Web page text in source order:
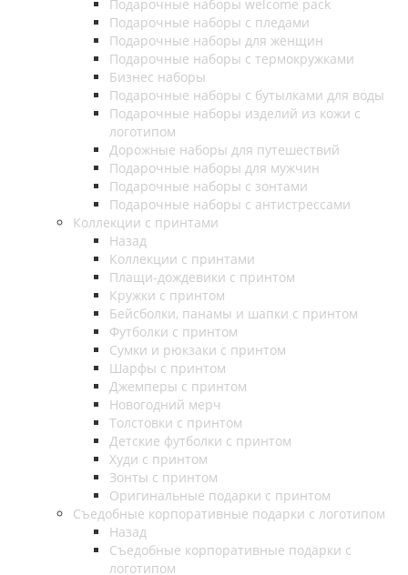
Подарочные наборы welcome pack
Подарочные наборы с пледами
Подарочные наборы для женщин
Подарочные наборы с термокружками
Бизнес наборы
Подарочные наборы с бутылками для воды
Подарочные наборы изделий из кожи с
логотипом
Дорожные наборы для путешествий
Подарочные наборы для мужчин
Подарочные наборы с зонтами
Подарочные наборы с антистрессами
Коллекции с принтами
Назад
Коллекции с принтами
Плащи-дождевики с принтом
Кружки с принтом
Бейсболки, панамы и шапки с принтом
Футболки с принтом
Сумки и рюкзаки с принтом
Шарфы с принтом
Джемперы с принтом
Новогодний мерч
Толстовки с принтом
Детские футболки с принтом
Худи с принтом
Зонты с принтом
Оригинальные подарки с принтом
Съедобные корпоративные подарки с логотипом
Назад
Съедобные корпоративные подарки с
логотипом